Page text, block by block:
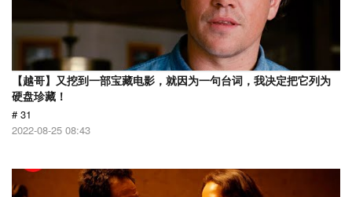
【越哥】又挖到一部宝藏电影，就因为一句台词，我决定把它列为
硬盘珍藏！
# 31
2022-08-25 08:43